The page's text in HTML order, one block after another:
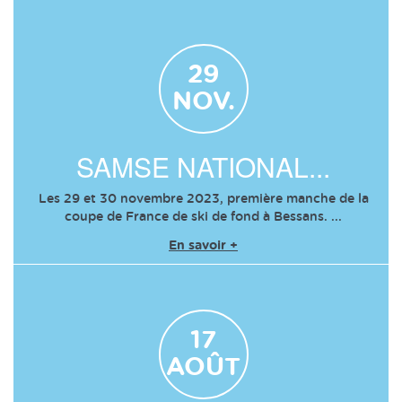
29
NOV.
SAMSE NATIONAL...
Les 29 et 30 novembre 2023, première manche de la
coupe de France de ski de fond à Bessans. ...
En savoir +
17
AOÛT